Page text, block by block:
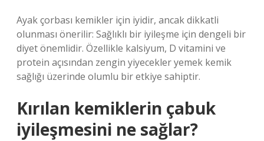
Ayak çorbası kemikler için iyidir, ancak dikkatli
olunması önerilir: Sağlıklı bir iyileşme için dengeli bir
diyet önemlidir. Özellikle kalsiyum, D vitamini ve
protein açısından zengin yiyecekler yemek kemik
sağlığı üzerinde olumlu bir etkiye sahiptir.
Kırılan kemiklerin çabuk
iyileşmesini ne sağlar?